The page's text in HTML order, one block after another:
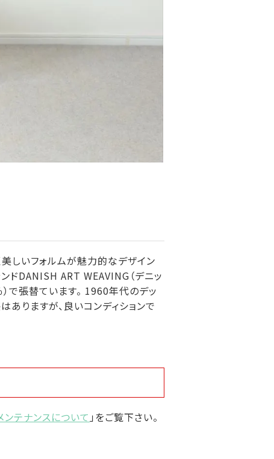
しいフォルムが魅力的なデザイン
ドDANISH ART WEAVING（デニッ
で張替ています。 1960年代のデッ
りますが、良いコンディションで
ンテナンスについて 」をご覧下さい。